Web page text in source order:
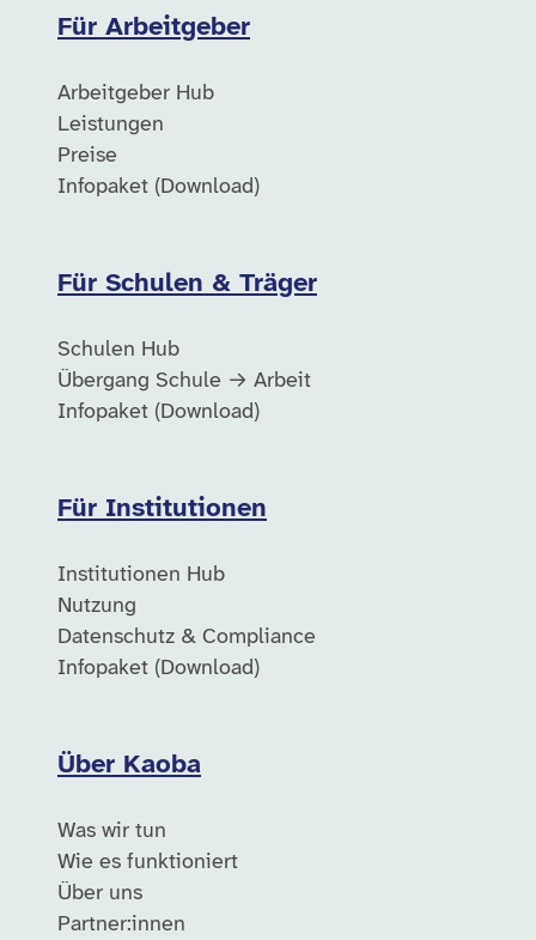
Für Arbeitgeber
Arbeitgeber Hub
Leistungen
Preise
Infopaket (Download)
Für Schulen & Träger
Schulen Hub
Übergang Schule → Arbeit
Infopaket (Download)
Für Institutionen
Institutionen Hub
Nutzung
Datenschutz & Compliance
Infopaket (Download)
Über Kaoba
Was wir tun
Wie es funktioniert
Über uns
Partner:innen